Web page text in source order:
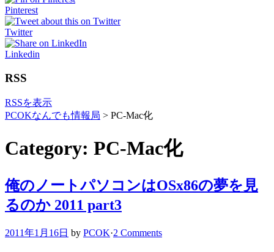
Pinterest
Twitter
Linkedin
RSS
RSSを表示
PCOKなんでも情報局 > PC-Mac化
Category: PC-Mac化
俺のノートパソコンはOSx86の夢を見
るのか 2011 part3
2011年1月16日 by PCOK·2 Comments